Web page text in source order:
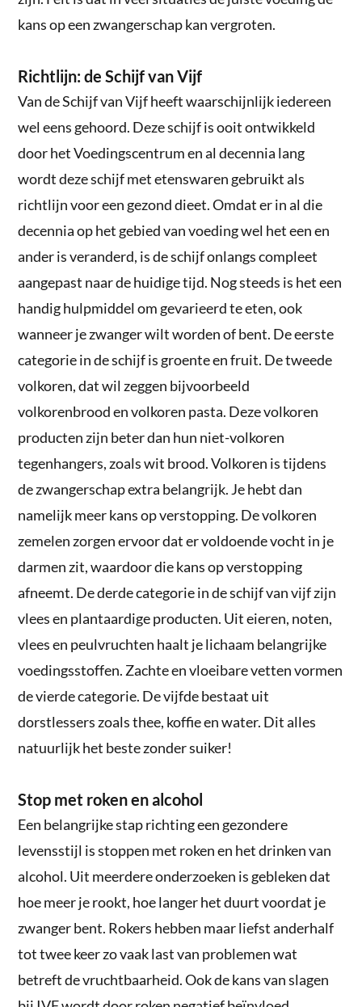
kans op een zwangerschap kan vergroten.
Richtlijn: de Schijf van Vijf
Van de Schijf van Vijf heeft waarschijnlijk iedereen
wel eens gehoord. Deze schijf is ooit ontwikkeld
door het Voedingscentrum en al decennia lang
wordt deze schijf met etenswaren gebruikt als
richtlijn voor een gezond dieet. Omdat er in al die
decennia op het gebied van voeding wel het een en
ander is veranderd, is de schijf onlangs compleet
aangepast naar de huidige tijd. Nog steeds is het een
handig hulpmiddel om gevarieerd te eten, ook
wanneer je zwanger wilt worden of bent. De eerste
categorie in de schijf is groente en fruit. De tweede
volkoren, dat wil zeggen bijvoorbeeld
volkorenbrood en volkoren pasta. Deze volkoren
producten zijn beter dan hun niet-volkoren
tegenhangers, zoals wit brood. Volkoren is tijdens
de zwangerschap extra belangrijk. Je hebt dan
namelijk meer kans op verstopping. De volkoren
zemelen zorgen ervoor dat er voldoende vocht in je
darmen zit, waardoor die kans op verstopping
afneemt. De derde categorie in de schijf van vijf zijn
vlees en plantaardige producten. Uit eieren, noten,
vlees en peulvruchten haalt je lichaam belangrijke
voedingsstoffen. Zachte en vloeibare vetten vormen
de vierde categorie. De vijfde bestaat uit
dorstlessers zoals thee, koffie en water. Dit alles
natuurlijk het beste zonder suiker!
Stop met roken en alcohol
Een belangrijke stap richting een gezondere
levensstijl is stoppen met roken en het drinken van
alcohol. Uit meerdere onderzoeken is gebleken dat
hoe meer je rookt, hoe langer het duurt voordat je
zwanger bent. Rokers hebben maar liefst anderhalf
tot twee keer zo vaak last van problemen wat
betreft de vruchtbaarheid. Ook de kans van slagen